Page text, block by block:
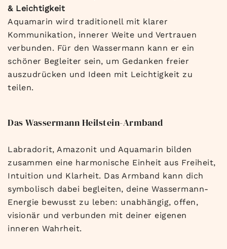
& Leichtigkeit
Aquamarin wird traditionell mit klarer
Kommunikation, innerer Weite und Vertrauen
verbunden. Für den Wassermann kann er ein
schöner Begleiter sein, um Gedanken freier
auszudrücken und Ideen mit Leichtigkeit zu
teilen.
Das Wassermann Heilstein-Armband
Labradorit, Amazonit und Aquamarin bilden
zusammen eine harmonische Einheit aus Freiheit,
Intuition und Klarheit. Das Armband kann dich
symbolisch dabei begleiten, deine Wassermann-
Energie bewusst zu leben: unabhängig, offen,
visionär und verbunden mit deiner eigenen
inneren Wahrheit.